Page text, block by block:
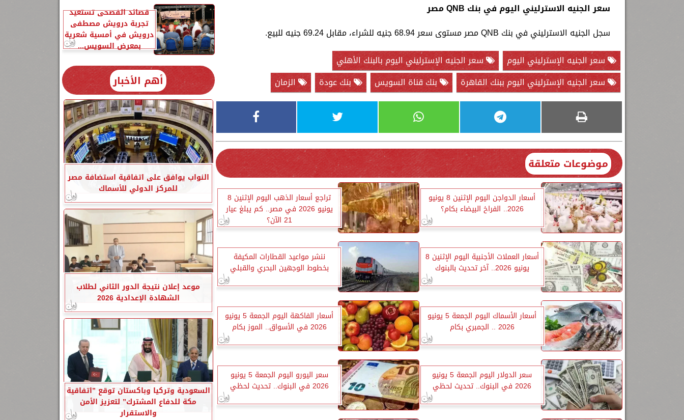
سعر الجنيه الاسترليني اليوم في بنك QNB مصر
سجل الجنيه الاسترليني في بنك QNB مصر مستوى سعر 68.94 جنيه للشراء، مقابل 69.24 جنيه للبيع.
سعر الجنيه الإسترليني اليوم
سعر الجنيه الإسترليني اليوم بالبنك الأهلي
سعر الجنيه الإسترليني اليوم ببنك القاهرة
بنك قناة السويس بنك عودة الزمان
موضوعات متعلقة
أسعار الدواجن اليوم الإثنين 8 يونيو
2026.. الفراخ البيضاء بكام؟
تراجع أسعار الذهب اليوم الإثنين 8
يونيو 2026 في مصر.. كم يبلغ عيار
21 الآن؟
أسعار العملات الأجنبية اليوم الإثنين 8
يونيو 2026.. آخر تحديث بالبنوك
ننشر مواعيد القطارات المكيفة
بخطوط الوجهين البحري والقبلي
أسعار الأسماك اليوم الجمعة 5 يونيو
2026 .. الجمبري بكام
أسعار الفاكهة اليوم الجمعة 5 يونيو
2026 في الأسواق.. الموز بكام
سعر الدولار اليوم الجمعة 5 يونيو
2026 في البنوك.. تحديث لحظي
سعر اليورو اليوم الجمعة 5 يونيو
2026 في البنوك.. تحديث لحظي
قصائد الفصحى تستعيد
تجربة درويش مصطفى
درويش في أمسية شعرية
بمعرض السويس...
أهم الأخبار
النواب يوافق على اتفاقية استضافة مصر
للمركز الدولي للأسماك
موعد إعلان نتيجة الدور الثاني لطلاب
الشهادة الإعدادية 2026
السعودية وتركيا وباكستان توقع ”اتفاقية
مكة للدفاع المشترك” لتعزيز الأمن
والاستقرار